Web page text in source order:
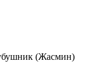
(Жасмин)